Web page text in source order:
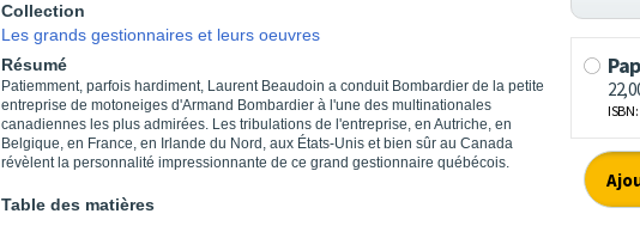
Collection
Les grands gestionnaires et leurs oeuvres
Résumé
Patiemment, parfois hardiment, Laurent Beaudoin a conduit Bombardier de la petite
entreprise de motoneiges d'Armand Bombardier à l'une des multinationales
canadiennes les plus admirées. Les tribulations de l'entreprise, en Autriche, en
Belgique, en France, en Irlande du Nord, aux États-Unis et bien sûr au Canada
révèlent la personnalité impressionnante de ce grand gestionnaire québécois.
Table des matières